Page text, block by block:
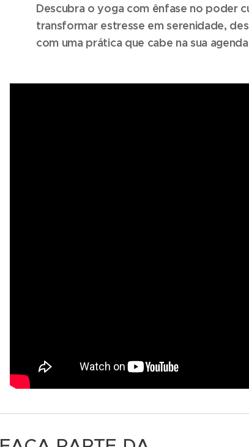
Descubra o yoga com ênfase no poder
transformar estresse em serenidade,
com uma prática que cabe na sua agenda